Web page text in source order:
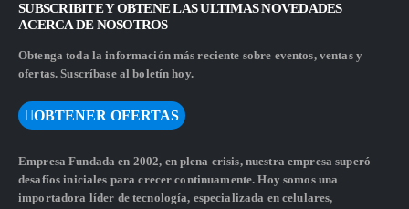
SUBSCRIBITE Y OBTENE LAS ULTIMAS NOVEDADES
ACERCA DE NOSOTROS
Obtenga toda la información más reciente sobre eventos, ventas y
ofertas. Suscríbase al boletín hoy.
OBTENER OFERTAS
Empresa Fundada en 2002, en plena crisis, nuestra empresa superó
desafíos iniciales para crecer continuamente. Hoy somos una
importadora líder de tecnología, especializada en celulares,